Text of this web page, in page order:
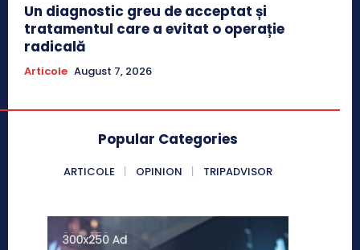
Un diagnostic greu de acceptat și
tratamentul care a evitat o operație
radicală
Articole August 7, 2026
Popular Categories
ARTICOLE OPINION TRIPADVISOR